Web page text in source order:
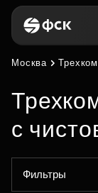
Москва
с
Фильтры